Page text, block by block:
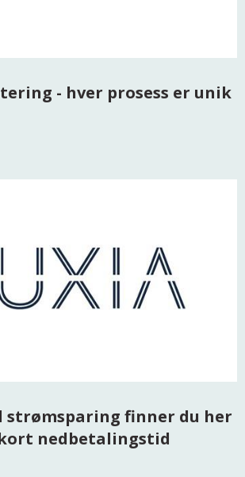
- hver prosess er unik
strømsparing finner du her
nedbetalingstid